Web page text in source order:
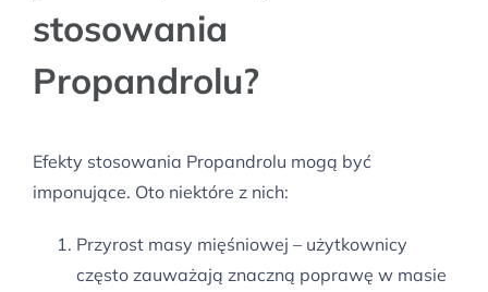
stosowania
Propandrolu?
Efekty stosowania Propandrolu mogą być
imponujące. Oto niektóre z nich:
Przyrost masy mięśniowej – użytkownicy
często zauważają znaczną poprawę w masie